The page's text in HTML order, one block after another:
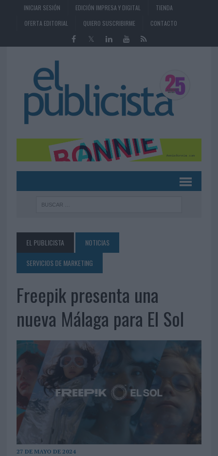
INICIAR SESIÓN EDICIÓN IMPRESA Y DIGITAL
TIENDA
OFERTA EDITORIAL
QUIERO SUSCRIBIRME CONTACTO
EL PUBLICISTA
NOTICIAS
SERVICIOS DE MARKETING
Freepik presenta una
nueva Málaga para El Sol
27 DE MAYO DE 2024